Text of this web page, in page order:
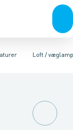
Tilbehør tilLoft /
Armaturer for vej og